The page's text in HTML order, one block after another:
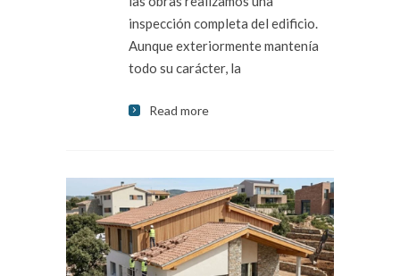
inspección completa del edificio.
Aunque exteriormente mantenía
todo su carácter, la
Read more